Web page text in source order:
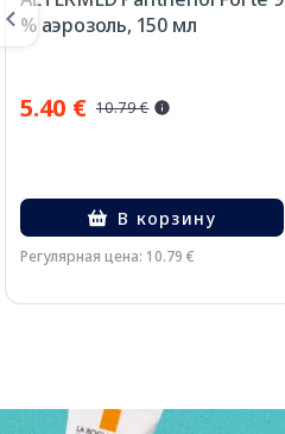
% аэрозоль, 150 мл
5.40 € 10.79 €
В корзину
Регулярная цена: 10.79 €